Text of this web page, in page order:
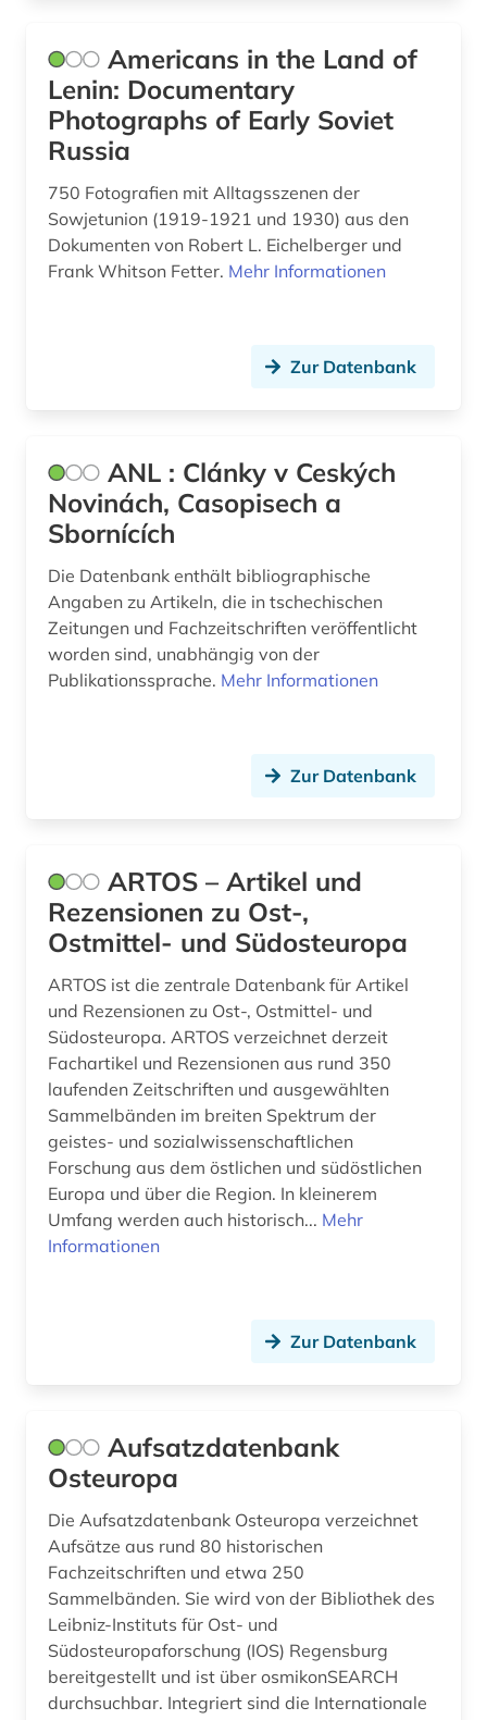
handbuch (1)
handschrift (2)
hispanistik (6)
hochschulschrift (2)
hochschulschriften (1)
indogermanische sprachen (2)
indogermanistik (1)
ingenieurwissenschaften (1)
inventar (1)
istrien (1)
italianistik (5)
italien (1)
ivanov, vja&#269 (1)
jahrbuch (2)
jahresbericht (1)
japanisch (2)
jiddisch (3)
juden (1)
judäo-georgisch (1)
jugendliteratur (1)
jugoslawien (3)
karamzin (1)
karte (1)
kasachstan (1)
katalog (8)
kaukasus (1)
kinderliteratur (1)
kino (3)
Americans in the Land of
Lenin: Documentary
Photographs of Early Soviet
Russia
750 Fotografien mit Alltagsszenen der
Sowjetunion (1919-1921 und 1930) aus den
Dokumenten von Robert L. Eichelberger und
Frank Whitson Fetter. Mehr Informationen
Zur Datenbank
ANL : Clánky v Ceských
Novinách, Casopisech a
Sbornících
Die Datenbank enthält bibliographische
Angaben zu Artikeln, die in tschechischen
Zeitungen und Fachzeitschriften veröffentlicht
worden sind, unabhängig von der
Publikationssprache. Mehr Informationen
Zur Datenbank
ARTOS – Artikel und
Rezensionen zu Ost-,
Ostmittel- und Südosteuropa
ARTOS ist die zentrale Datenbank für Artikel
und Rezensionen zu Ost-, Ostmittel- und
Südosteuropa. ARTOS verzeichnet derzeit
Fachartikel und Rezensionen aus rund 350
laufenden Zeitschriften und ausgewählten
Sammelbänden im breiten Spektrum der
geistes- und sozialwissenschaftlichen
Forschung aus dem östlichen und südöstlichen
Europa und über die Region. In kleinerem
Umfang werden auch historisch... Mehr
Informationen
Zur Datenbank
Aufsatzdatenbank
Osteuropa
Die Aufsatzdatenbank Osteuropa verzeichnet
Aufsätze aus rund 80 historischen
Fachzeitschriften und etwa 250
Sammelbänden. Sie wird von der Bibliothek des
Leibniz-Instituts für Ost- und
Südosteuropaforschung (IOS) Regensburg
bereitgestellt und ist über osmikonSEARCH
durchsuchbar. Integriert sind die Internationale